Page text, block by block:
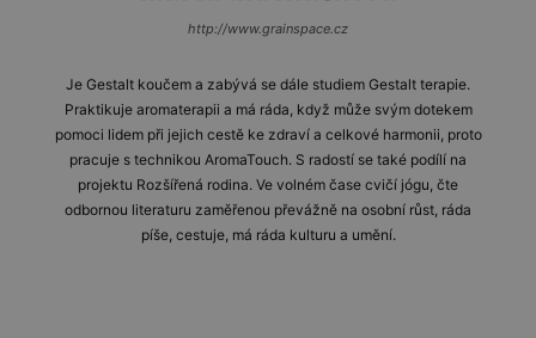
http://www.grainspace.cz
Je Gestalt koučem a zabývá se dále studiem Gestalt terapie.
Praktikuje aromaterapii a má ráda, když může svým dotekem
pomoci lidem při jejich cestě ke zdraví a celkové harmonii, proto
pracuje s technikou AromaTouch. S radostí se také podílí na
projektu Rozšířená rodina. Ve volném čase cvičí jógu, čte
odbornou literaturu zaměřenou převážně na osobní růst, ráda
píše, cestuje, má ráda kulturu a umění.